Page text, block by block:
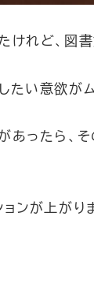
けれど、図
たい意欲が
あったら、
ンが上がり